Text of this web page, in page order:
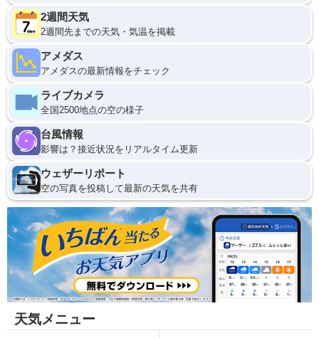
2週間天気
2週間先までの天気・気温を掲載
アメダス
アメダスの最新情報をチェック
ライブカメラ
全国2500地点の空の様子
台風情報
影響は？接近状況をリアルタイム更新
ウェザーリポート
空の写真を投稿して最新の天気を共有
天気メニュー